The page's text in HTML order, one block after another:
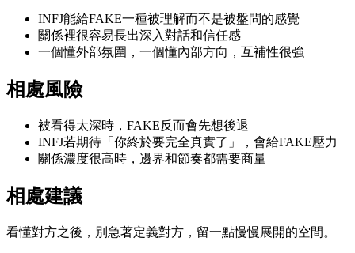
INFJ能給FAKE一種被理解而不是被盤問的感覺
關係裡很容易長出深入對話和信任感
一個懂外部氛圍，一個懂內部方向，互補性很強
相處風險
被看得太深時，FAKE反而會先想後退
INFJ若期待「你終於要完全真實了」，會給FAKE壓力
關係濃度很高時，邊界和節奏都需要商量
相處建議
看懂對方之後，別急著定義對方，留一點慢慢展開的空間。